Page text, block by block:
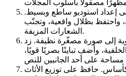
إعداد استوديو ساطع وبسيط.
واحتفظ بظلال واقعية، وتجنّب
الشعارات المزيفة.
إلى صورة مصغّرة نظيفة. زد
وأضف تباينًا بصريًا قويًا،
حافظ على توزيع الأثاث